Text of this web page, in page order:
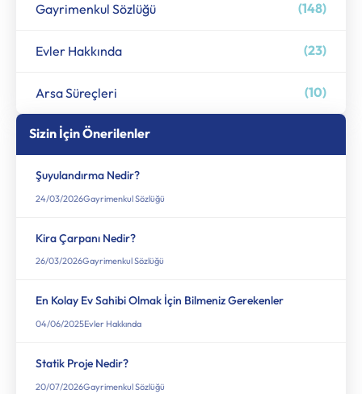
Gayrimenkul Sözlüğü (148)
Evler Hakkında (23)
Arsa Süreçleri (10)
Sizin İçin Önerilenler
Şuyulandırma Nedir?
24/03/2026Gayrimenkul Sözlüğü
Kira Çarpanı Nedir?
26/03/2026Gayrimenkul Sözlüğü
En Kolay Ev Sahibi Olmak İçin Bilmeniz Gerekenler
04/06/2025Evler Hakkında
Statik Proje Nedir?
20/07/2026Gayrimenkul Sözlüğü